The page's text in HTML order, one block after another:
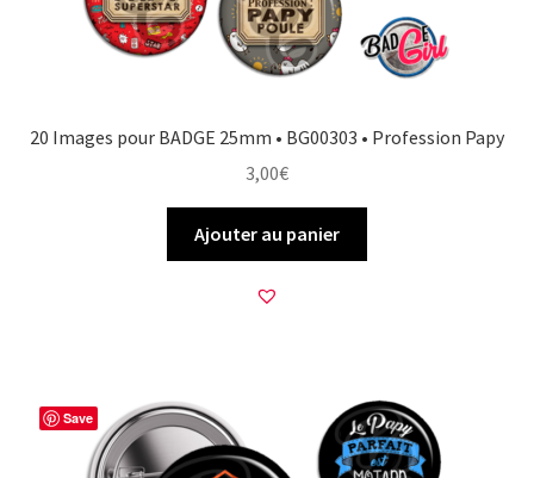
20 Images pour BADGE 25mm • BG00303 • Profession Papy
3,00€
Ajouter au panier
Save